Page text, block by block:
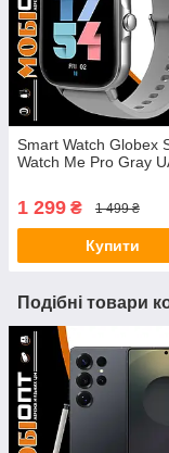
Smart Watch Globex
Watch Me Pro Gray
1 299 ₴ 1 499 ₴
Купити
Подібні товари